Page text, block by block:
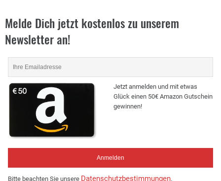
Melde Dich jetzt kostenlos zu unserem
Newsletter an!
Jetzt anmelden und mit etwas
Glück einen 50€ Amazon Gutschein
gewinnen!
Bitte beachten Sie unsere Datenschutzbestimmungen.